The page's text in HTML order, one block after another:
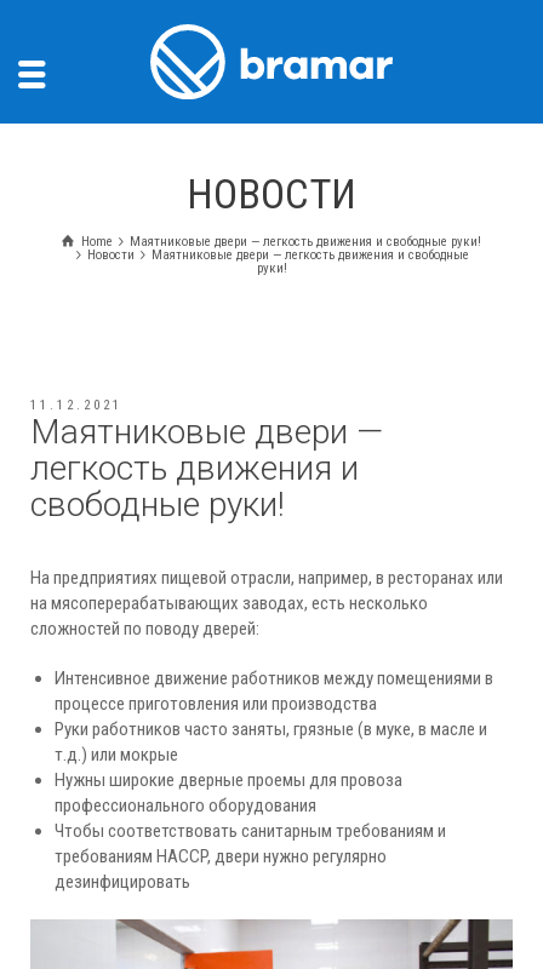
НОВОСТИ
Home
Маятниковые двери — легкость движения и свободные руки!
Новости
Маятниковые двери — легкость движения и свободные
руки!
11.12.2021
Маятниковые двери —
легкость движения и
свободные руки!
На предприятиях пищевой отрасли, например, в ресторанах или
на мясоперерабатывающих заводах, есть несколько
сложностей по поводу дверей:
Интенсивное движение работников между помещениями в
процессе приготовления или производства
Руки работников часто заняты, грязные (в муке, в масле и
т.д.) или мокрые
Нужны широкие дверные проемы для провоза
профессионального оборудования
Чтобы соответствовать санитарным требованиям и
требованиям HACCP, двери нужно регулярно
дезинфицировать